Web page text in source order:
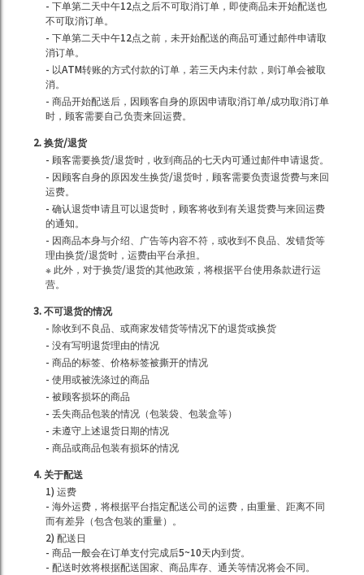
- 下单第二天中午12点之后不可取消订单，即使商品未开始配送也
不可取消订单。
- 下单第二天中午12点之前，未开始配送的商品可通过邮件申请取
消订单。
- 以ATM转账的方式付款的订单，若三天内未付款，则订单会被取
消。
- 商品开始配送后，因顾客自身的原因申请取消订单/成功取消订单
时，顾客需要自己负责来回运费。
2. 换货/退货
- 顾客需要换货/退货时，收到商品的七天内可通过邮件申请退货。
- 因顾客自身的原因发生换货/退货时，顾客需要负责退货费与来回
运费。
- 确认退货申请且可以退货时，顾客将收到有关退货费与来回运费
的通知。
- 因商品本身与介绍、广告等内容不符，或收到不良品、发错货等
理由换货/退货时，运费由平台承担。
※ 此外，对于换货/退货的其他政策，将根据平台使用条款进行运
营。
3. 不可退货的情况
- 除收到不良品、或商家发错货等情况下的退货或换货
- 没有写明退货理由的情况
- 商品的标签、价格标签被撕开的情况
- 使用或被洗涤过的商品
- 被顾客损坏的商品
- 丢失商品包装的情况（包装袋、包装盒等）
- 未遵守上述退货日期的情况
- 商品或商品包装有损坏的情况
4. 关于配送
1) 运费
- 海外运费，将根据平台指定配送公司的运费，由重量、距离不同
而有差异（包含包装的重量）。
2) 配送日
- 商品一般会在订单支付完成后5~10天内到货。
- 配送时效将根据配送国家、商品库存、通关等情况将会不同。